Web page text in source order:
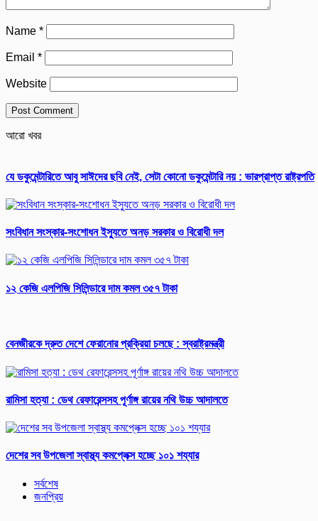
Name *
Email *
Website
আরো খবর
যে ডকুমেন্টারিতে আবু সাঈদের ছবি নেই, সেটা কোনো ডকুমেন্টারি নয় : ভারপ্রাপ্ত রাষ্ট্রপতি
সংবিধান সংস্কার-সংশোধন ইস্যুতে অনড় সরকার ও বিরোধী দল
১২ কেজি এলপিজি সিলিন্ডারে দাম কমল ৩৫৭ টাকা
বেনজীরকে দ্রুত দেশে ফেরানোর প্রক্রিয়া চলছে : স্বরাষ্ট্রমন্ত্রী
রামিসা হত্যা : ডেথ রেফারেন্সসহ পূর্ণাঙ্গ রায়ের নথি উচ্চ আদালতে
দেশের সব উপজেলা স্বাস্থ্য কমপ্লেক্স হচ্ছে ১০১ শয্যার
সর্বশেষ
জনপ্রিয়